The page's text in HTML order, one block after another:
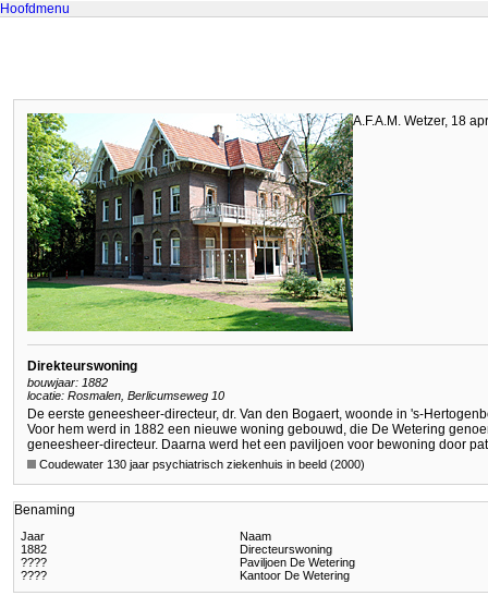
Hoofdmenu
A.F.A.M. Wetzer, 18
Direkteurswoning
bouwjaar: 1882
locatie: Rosmalen, Berlicumseweg 10
De eerste geneesheer-directeur, dr. Van den Bogaert, woonde in 's-
Voor hem werd in 1882 een nieuwe woning gebouwd, die De Wetering
geneesheer-directeur. Daarna werd het een paviljoen voor bewoning door
Coudewater 130 jaar psychiatrisch ziekenhuis in beeld (2000)
Benaming
Jaar
Naam
1882
Directeurswoning
????
Paviljoen De Wetering
????
Kantoor De Wetering